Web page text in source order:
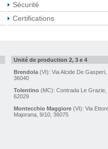
Sécurité
Certifications
Unité de production 2, 3 e 4
Brendola(VI): Via Alcide De Gasperi,
36040
Tolentino(MC): Contrada Le Grazie,
62029
Montecchio Maggiore(VI): Via
Majorana, 9/10, 36075